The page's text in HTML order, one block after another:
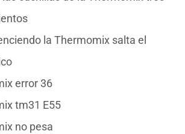
la Thermomix salta el
error 36
tm31 E55
no pesa